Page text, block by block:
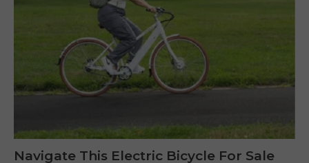
Navigate This Electric Bicycle For Sale